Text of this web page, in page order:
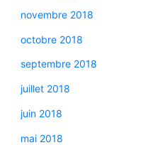
novembre 2018
octobre 2018
septembre 2018
juillet 2018
juin 2018
mai 2018